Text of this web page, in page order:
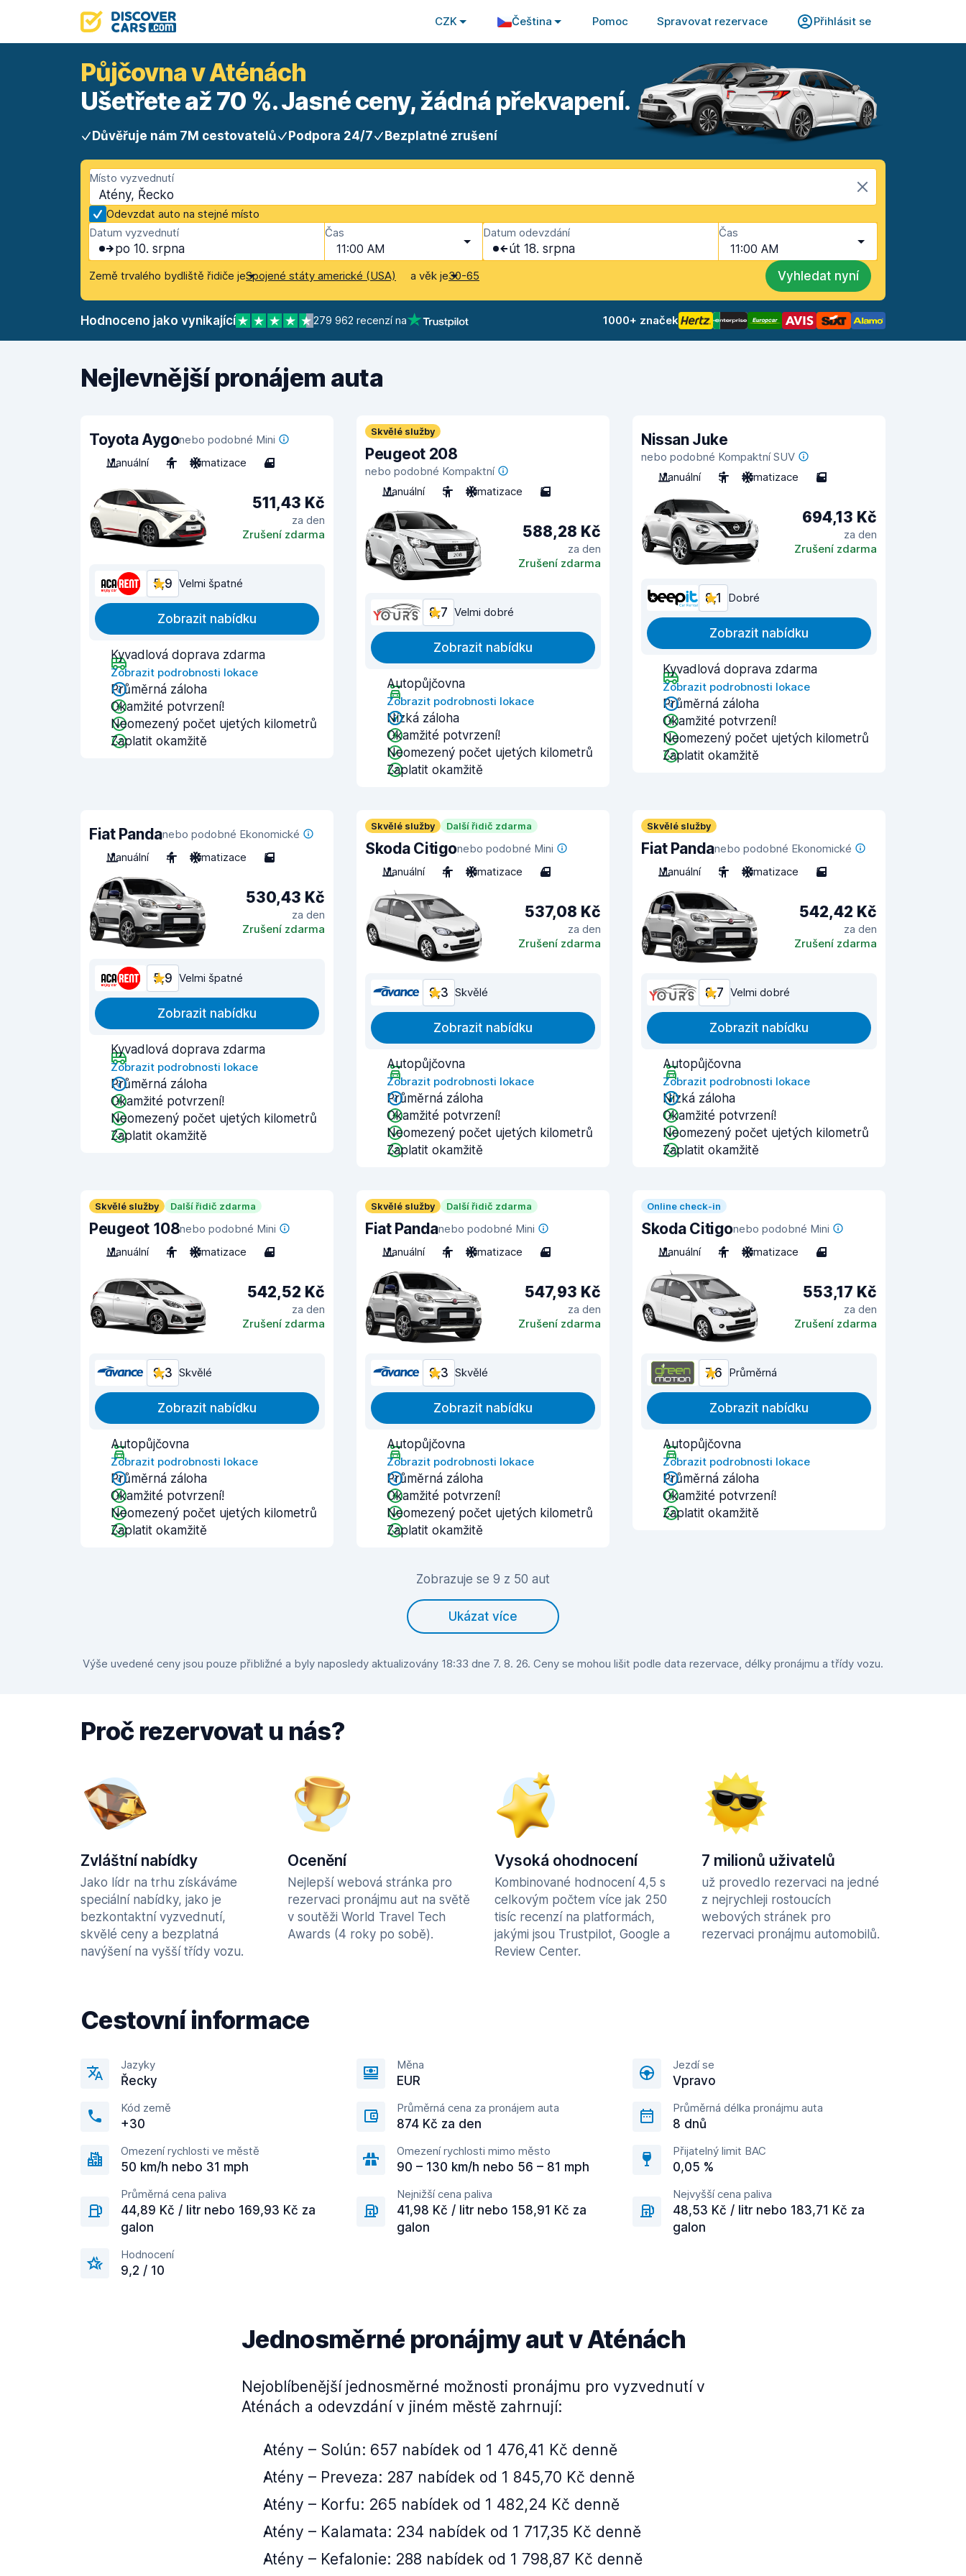
CZK Čeština Pomoc Spravovat rezervace Přihlásit se
Půjčovna v Aténách
Ušetřete až 70 %. Jasné ceny, žádná překvapení.
Důvěřuje nám 7M cestovatelů Podpora 24/7 Bezplatné zrušení
Místo vyzvednutí
Atény, Řecko
Odevzdat auto na stejné místo
Datum vyzvednutí
po 10. srpna
Čas
11:00 AM
Datum odevzdání
út 18. srpna
Čas
11:00 AM
Země trvalého bydliště řidiče jeSpojené státy americké (USA) a věk je30-65 Vyhledat nyní
Hodnoceno jako vynikající 279 962 recenzí na 1000+ značek
Nejlevnější pronájem auta
Toyota Aygonebo podobné Mini
Manuální
4 Klimatizace 4
511,43 Kč
za den
Zrušení zdarma
5,9 Velmi špatné
Zobrazit nabídku
Kyvadlová doprava zdarma
Zobrazit podrobnosti lokace
Průměrná záloha
Okamžité potvrzení!
Neomezený počet ujetých kilometrů
Zaplatit okamžitě
Skvělé služby
Peugeot 208
nebo podobné Kompaktní
Manuální
5 Klimatizace 5
588,28 Kč
za den
Zrušení zdarma
8,7 Velmi dobré
Zobrazit nabídku
Autopůjčovna
Zobrazit podrobnosti lokace
Nízká záloha
Okamžité potvrzení!
Neomezený počet ujetých kilometrů
Zaplatit okamžitě
Nissan Juke
nebo podobné Kompaktní SUV
Manuální
5 Klimatizace 5
694,13 Kč
za den
Zrušení zdarma
8,1 Dobré
Zobrazit nabídku
Kyvadlová doprava zdarma
Zobrazit podrobnosti lokace
Průměrná záloha
Okamžité potvrzení!
Neomezený počet ujetých kilometrů
Zaplatit okamžitě
Fiat Pandanebo podobné Ekonomické
Manuální
4 Klimatizace 5
530,43 Kč
za den
Zrušení zdarma
5,9 Velmi špatné
Zobrazit nabídku
Kyvadlová doprava zdarma
Zobrazit podrobnosti lokace
Průměrná záloha
Okamžité potvrzení!
Neomezený počet ujetých kilometrů
Zaplatit okamžitě
Skvělé služby Další řidič zdarma
Skoda Citigonebo podobné Mini
Manuální
4 Klimatizace 4
537,08 Kč
za den
Zrušení zdarma
9,3 Skvělé
Zobrazit nabídku
Autopůjčovna
Zobrazit podrobnosti lokace
Průměrná záloha
Okamžité potvrzení!
Neomezený počet ujetých kilometrů
Zaplatit okamžitě
Skvělé služby
Fiat Pandanebo podobné Ekonomické
Manuální
5 Klimatizace 5
542,42 Kč
za den
Zrušení zdarma
8,7 Velmi dobré
Zobrazit nabídku
Autopůjčovna
Zobrazit podrobnosti lokace
Nízká záloha
Okamžité potvrzení!
Neomezený počet ujetých kilometrů
Zaplatit okamžitě
Skvělé služby Další řidič zdarma
Peugeot 108nebo podobné Mini
Manuální
4 Klimatizace 4
542,52 Kč
za den
Zrušení zdarma
9,3 Skvělé
Zobrazit nabídku
Autopůjčovna
Zobrazit podrobnosti lokace
Průměrná záloha
Okamžité potvrzení!
Neomezený počet ujetých kilometrů
Zaplatit okamžitě
Skvělé služby Další řidič zdarma
Fiat Pandanebo podobné Mini
Manuální
4 Klimatizace 4
547,93 Kč
za den
Zrušení zdarma
9,3 Skvělé
Zobrazit nabídku
Autopůjčovna
Zobrazit podrobnosti lokace
Průměrná záloha
Okamžité potvrzení!
Neomezený počet ujetých kilometrů
Zaplatit okamžitě
Online check-in
Skoda Citigonebo podobné Mini
Manuální
4 Klimatizace 4
553,17 Kč
za den
Zrušení zdarma
7,6 Průměrná
Zobrazit nabídku
Autopůjčovna
Zobrazit podrobnosti lokace
Průměrná záloha
Okamžité potvrzení!
Zaplatit okamžitě
Zobrazuje se 9 z 50 aut
Ukázat více
Výše uvedené ceny jsou pouze přibližné a byly naposledy aktualizovány 18:33 dne 7. 8. 26. Ceny se mohou lišit podle data rezervace, délky pronájmu a třídy vozu.
Proč rezervovat u nás?
Zvláštní nabídky
Jako lídr na trhu získáváme
speciální nabídky, jako je
bezkontaktní vyzvednutí,
skvělé ceny a bezplatná
navýšení na vyšší třídy vozu.
Ocenění
Nejlepší webová stránka pro
rezervaci pronájmu aut na světě
v soutěži World Travel Tech
Awards (4 roky po sobě).
Vysoká ohodnocení
Kombinované hodnocení 4,5 s
celkovým počtem více jak 250
tisíc recenzí na platformách,
jakými jsou Trustpilot, Google a
Review Center.
7 milionů uživatelů
už provedlo rezervaci na jedné
z nejrychleji rostoucích
webových stránek pro
rezervaci pronájmu automobilů.
Cestovní informace
Jazyky
Řecky
Měna
EUR
Jezdí se
Vpravo
Kód země
+30
Průměrná cena za pronájem auta
874 Kč za den
Průměrná délka pronájmu auta
8 dnů
Omezení rychlosti ve městě
50 km/h nebo 31 mph
Omezení rychlosti mimo město
90 – 130 km/h nebo 56 – 81 mph
Přijatelný limit BAC
0,05 %
Průměrná cena paliva
44,89 Kč / litr nebo 169,93 Kč za
galon
Nejnižší cena paliva
41,98 Kč / litr nebo 158,91 Kč za
galon
Nejvyšší cena paliva
48,53 Kč / litr nebo 183,71 Kč za
galon
Hodnocení
9,2 / 10
Jednosměrné pronájmy aut v Aténách
Nejoblíbenější jednosměrné možnosti pronájmu pro vyzvednutí v
Aténách a odevzdání v jiném městě zahrnují:
Atény –⁠⁠⁠⁠⁠⁠ Solún: 657 nabídek od 1 476,41 Kč denně
Atény –⁠⁠⁠⁠⁠⁠ Preveza: 287 nabídek od 1 845,70 Kč denně
Atény –⁠⁠⁠⁠⁠⁠ Korfu: 265 nabídek od 1 482,24 Kč denně
Atény –⁠⁠⁠⁠⁠⁠ Kalamata: 234 nabídek od 1 717,35 Kč denně
Atény –⁠⁠⁠⁠⁠⁠ Kefalonie: 288 nabídek od 1 798,87 Kč denně